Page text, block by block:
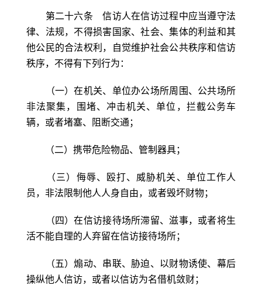
第二十六条 信访人在信访过程中应当遵守法
律、法规，不得损害国家、社会、集体的利益和其
他公民的合法权利，自觉维护社会公共秩序和信访
秩序，不得有下列行为：
（一）在机关、单位办公场所周围、公共场所
非法聚集，围堵、冲击机关、单位，拦截公务车
辆，或者堵塞、阻断交通；
（二）携带危险物品、管制器具；
（三）侮辱、殴打、威胁机关、单位工作人
员，非法限制他人人身自由，或者毁坏财物；
（四）在信访接待场所滞留、滋事，或者将生
活不能自理的人弃留在信访接待场所；
（五）煽动、串联、胁迫、以财物诱使、幕后
操纵他人信访，或者以信访为名借机敛财；